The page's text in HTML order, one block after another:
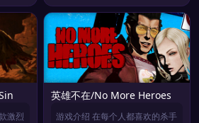
激烈
英雄不在/No More Heroes
游戏介绍 在每个人都喜欢的杀手